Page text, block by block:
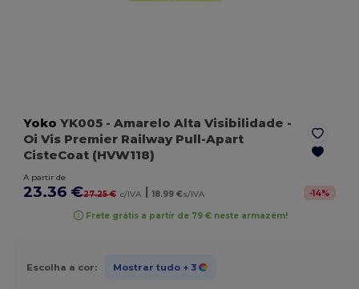
Yoko YK005 - Amarelo Alta Visibilidade -
Oi Vis Premier Railway Pull-Apart
CisteCoat (HVW118)
A partir de
23.36 €27.25 € c/IVA | 18.99 €s/IVA -14%
Frete grátis a partir de 79 € neste armazém!
Escolha a cor: Mostrar tudo + 3